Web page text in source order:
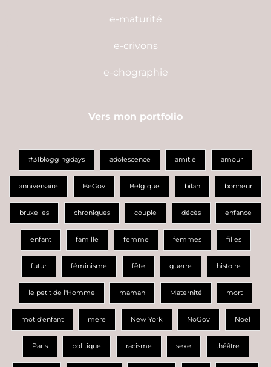
e-maturité
e-crivons
e-chographie
Vers mon portfolio
#31bloggingdays adolescence amitié amour
anniversaire BeGov Belgique bilan bonheur
bruxelles chroniques couple décès enfance
enfant famille femme femmes filles
futur féminisme fête guerre histoire
le petit de l'Homme maman Maternité mort
mot d'enfant mère New York NoGov Noël
Paris politique racisme sexe théâtre